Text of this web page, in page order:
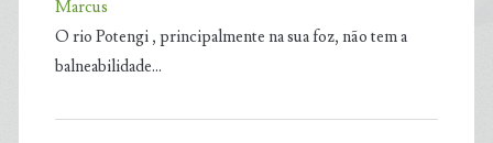
Marcus
O rio Potengi , principalmente na sua foz, não tem a
balneabilidade…